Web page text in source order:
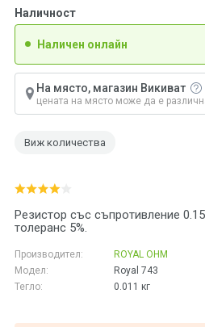
Резистор със съпротивление
толеранс 5%.
Производител:
ROYAL OHM
Модел:
Royal 743
Тегло:
0.011 кг
Наличност
Наличен онлайн
На място, магазин Викиват
цената на място може да е
Виж количества